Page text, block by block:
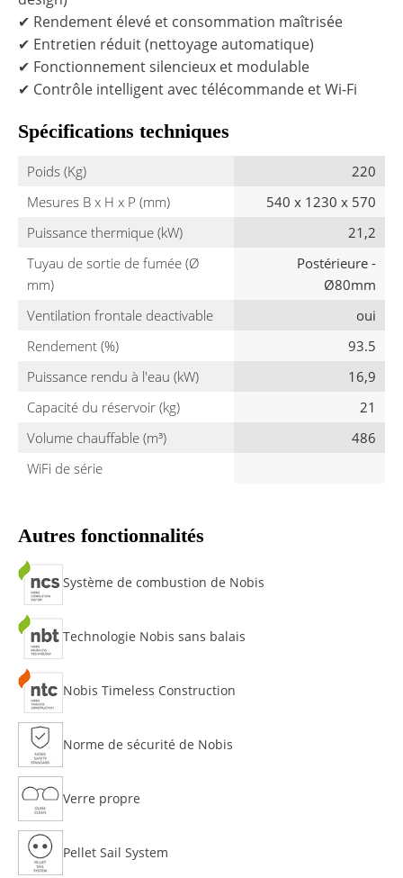
✔ Rendement élevé et consommation maîtrisée
✔ Entretien réduit (nettoyage automatique)
✔ Fonctionnement silencieux et modulable
✔ Contrôle intelligent avec télécommande et Wi-Fi
Spécifications techniques
Poids (Kg)
220
Mesures B x H x P (mm)
540 x 1230 x 570
Puissance thermique (kW)
21,2
Tuyau de sortie de fumée (Ø
mm)
Postérieure -
Ø80mm
Ventilation frontale deactivable
oui
Rendement (%)
93.5
Puissance rendu à l'eau (kW)
16,9
Capacité du réservoir (kg)
21
Volume chauffable (m³)
486
WiFi de série
Autres fonctionnalités
Système de combustion de Nobis
Technologie Nobis sans balais
Nobis Timeless Construction
Norme de sécurité de Nobis
Verre propre
Pellet Sail System